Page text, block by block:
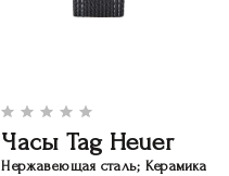
Часы Tag Heuer
Нержавеющая сталь; Керамика